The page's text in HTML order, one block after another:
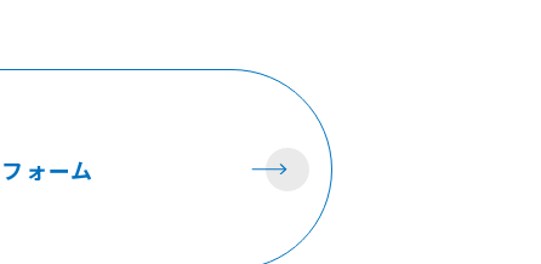
フォーム